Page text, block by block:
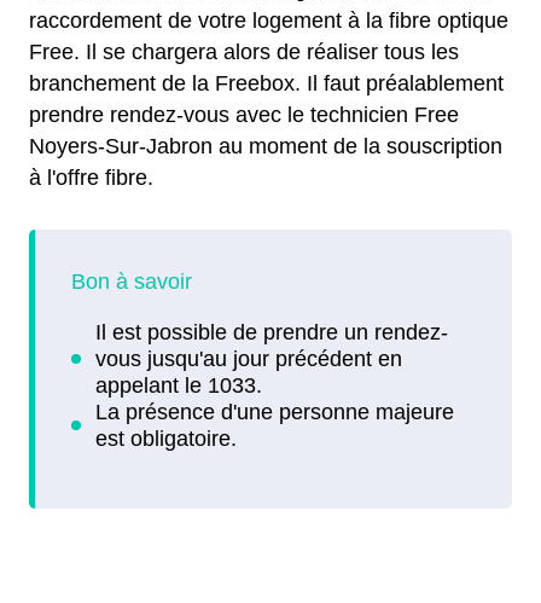
raccordement de votre logement à la fibre optique
Free. Il se chargera alors de réaliser tous les
branchement de la Freebox. Il faut préalablement
prendre rendez-vous avec le technicien Free
Noyers-Sur-Jabron au moment de la souscription
à l'offre fibre.